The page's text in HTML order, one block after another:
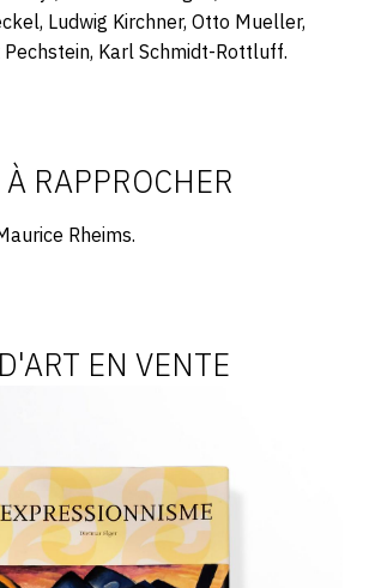
TWITTER
Ludwig Kirchner, Otto Mueller,
Karl Schmidt-Rottluff.
RAPPROCHER
Rheims.
EN VENTE